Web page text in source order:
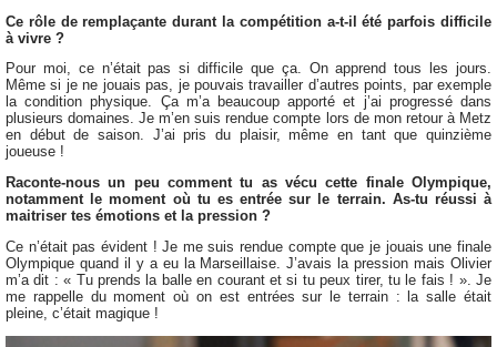
Ce rôle de remplaçante durant la compétition a-t-il été parfois difficile
à vivre ?
Pour moi, ce n’était pas si difficile que ça. On apprend tous les jours.
Même si je ne jouais pas, je pouvais travailler d’autres points, par exemple
la condition physique. Ça m’a beaucoup apporté et j’ai progressé dans
plusieurs domaines. Je m’en suis rendue compte lors de mon retour à Metz
en début de saison. J’ai pris du plaisir, même en tant que quinzième
joueuse !
Raconte-nous un peu comment tu as vécu cette finale Olympique,
notamment le moment où tu es entrée sur le terrain. As-tu réussi à
maitriser tes émotions et la pression ?
Ce n’était pas évident ! Je me suis rendue compte que je jouais une finale
Olympique quand il y a eu la Marseillaise. J’avais la pression mais Olivier
m’a dit : « Tu prends la balle en courant et si tu peux tirer, tu le fais ! ». Je
me rappelle du moment où on est entrées sur le terrain : la salle était
pleine, c’était magique !